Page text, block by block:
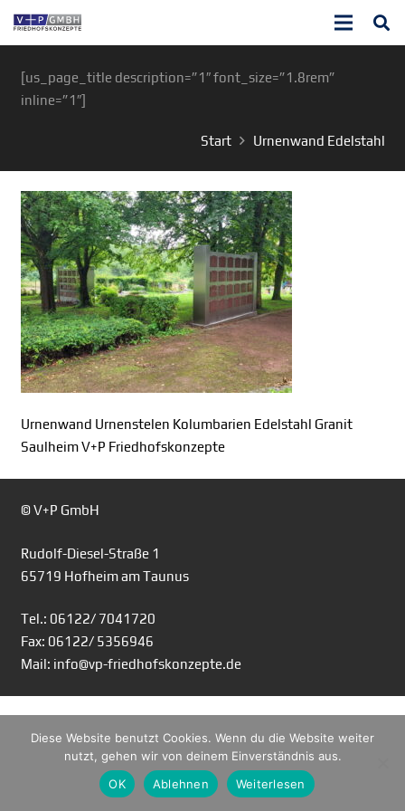
[us_page_title description=”1″ font_size=”1.8rem”
inline=”1″]
Start Urnenwand Edelstahl
Urnenwand Urnenstelen Kolumbarien Edelstahl Granit
Saulheim V+P Friedhofskonzepte
© V+P GmbH
Rudolf-Diesel-Straße 1
65719 Hofheim am Taunus
Tel.: 06122/ 7041720
Fax: 06122/ 5356946
Mail: info@vp-friedhofskonzepte.de
Diese Website benutzt Cookies. Wenn du die Website weiter
nutzt, gehen wir von deinem Einverständnis aus.
OK
Ablehnen Weiterlesen